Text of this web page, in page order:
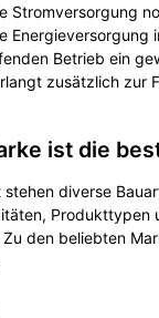
Stromversorgung
Energieversorgung
Betrieb ein
zusätzlich zur
ist die
diverse
Produkttypen
den beliebten